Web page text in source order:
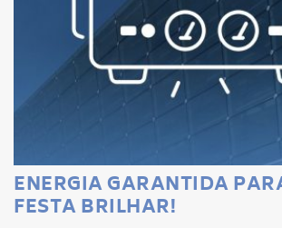
ENERGIA GARANTIDA
FESTA BRILHAR!